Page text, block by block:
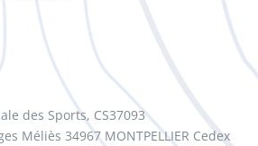
des Sports, CS37093
Méliès 34967 MONTPELLIER Cedex